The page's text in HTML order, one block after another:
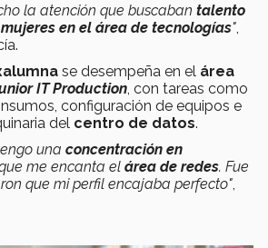
la atención que buscaban talento
mujeres en el área de tecnologías"
se desempeña en el área
IT Production , con tareas como
configuración de equipos e
del centro de datos.
una concentración en
me encanta el área de redes. Fue
que mi perfil encajaba perfecto"